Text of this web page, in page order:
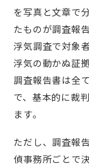
を写真と文章で
たものが調査報
浮気調査で対象
浮気の動かぬ証
調査報告書は全
で、基本的に裁
ます。
ただし、調査報
偵事務所ごとで